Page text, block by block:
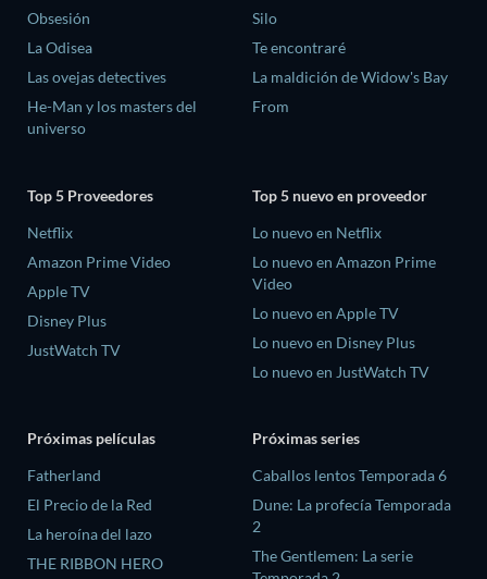
Obsesión
La Odisea
Las ovejas detectives
He-Man y los masters del
universo
Silo
Te encontraré
La maldición de Widow's Bay
From
Top 5 Proveedores
Netflix
Amazon Prime Video
Apple TV
Disney Plus
JustWatch TV
Top 5 nuevo en proveedor
Lo nuevo en Netflix
Lo nuevo en Amazon Prime
Video
Lo nuevo en Apple TV
Lo nuevo en Disney Plus
Lo nuevo en JustWatch TV
Próximas películas
Fatherland
El Precio de la Red
La heroína del lazo
THE RIBBON HERO
Próximas series
Caballos lentos Temporada 6
Dune: La profecía Temporada
2
The Gentlemen: La serie